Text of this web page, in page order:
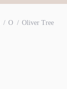
O Oliver Tree